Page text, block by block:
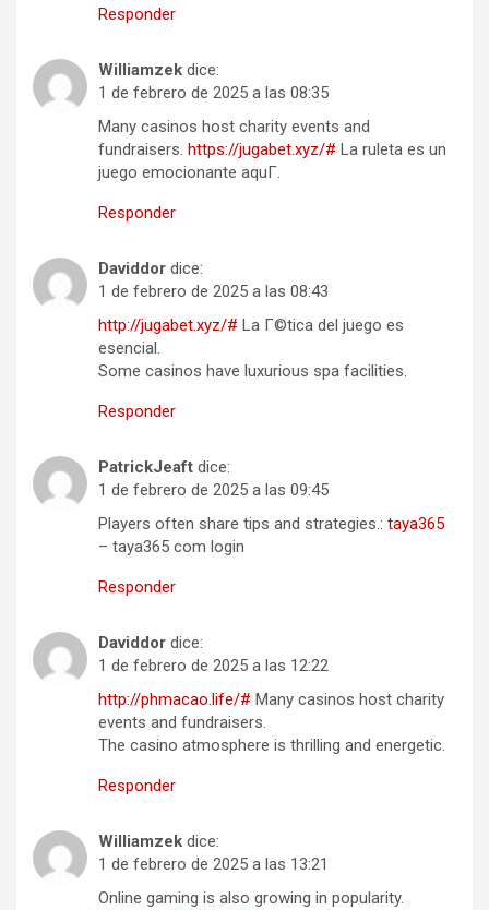
Responder
Williamzek dice:
1 de febrero de 2025 a las 08:35
Many casinos host charity events and
fundraisers. https://jugabet.xyz/# La ruleta es un
juego emocionante aquГ­.
Responder
Daviddor dice:
1 de febrero de 2025 a las 08:43
http://jugabet.xyz/# La Г©tica del juego es
esencial.
Some casinos have luxurious spa facilities.
Responder
PatrickJeaft dice:
1 de febrero de 2025 a las 09:45
Players often share tips and strategies.: taya365
– taya365 com login
Responder
Daviddor dice:
1 de febrero de 2025 a las 12:22
http://phmacao.life/# Many casinos host charity
events and fundraisers.
The casino atmosphere is thrilling and energetic.
Responder
Williamzek dice:
1 de febrero de 2025 a las 13:21
Online gaming is also growing in popularity.